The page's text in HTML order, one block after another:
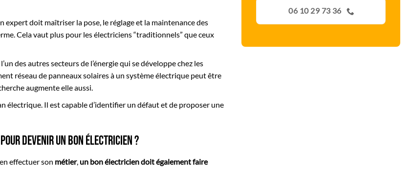
expert doit maîtriser la pose, le réglage et la maintenance des
Cela vaut plus pour les électriciens “traditionnels” que ceux
des autres secteurs de l’énergie qui se développe chez les
réseau de panneaux solaires à un système électrique peut être
augmente elle aussi.
électrique. Il est capable d’identifier un défaut et de proposer une
devenir un bon électricien ?
effectuer son métier, un bon électricien doit également faire
06 10 29 73 36